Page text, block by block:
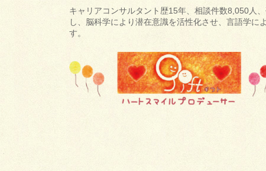
キャリアコンサルタント歴15年、相談件数8,050人
し、脳科学により潜在意識を活性化させ、言語学
す。